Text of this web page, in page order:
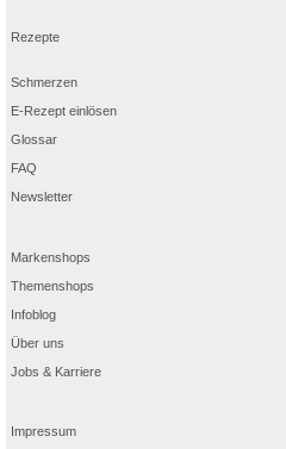
Rezepte
Schmerzen
E-Rezept einlösen
Glossar
FAQ
Newsletter
Markenshops
Themenshops
Infoblog
Über uns
Jobs & Karriere
Impressum